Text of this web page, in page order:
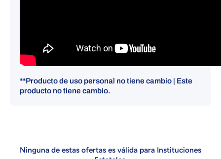
**Producto de uso personal no tiene cambio | Este
producto no tiene cambio.
Ninguna de estas ofertas es válida para Instituciones